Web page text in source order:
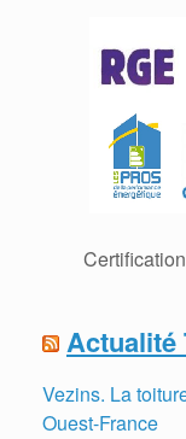
Actualité
Vezins. La
Ouest-France